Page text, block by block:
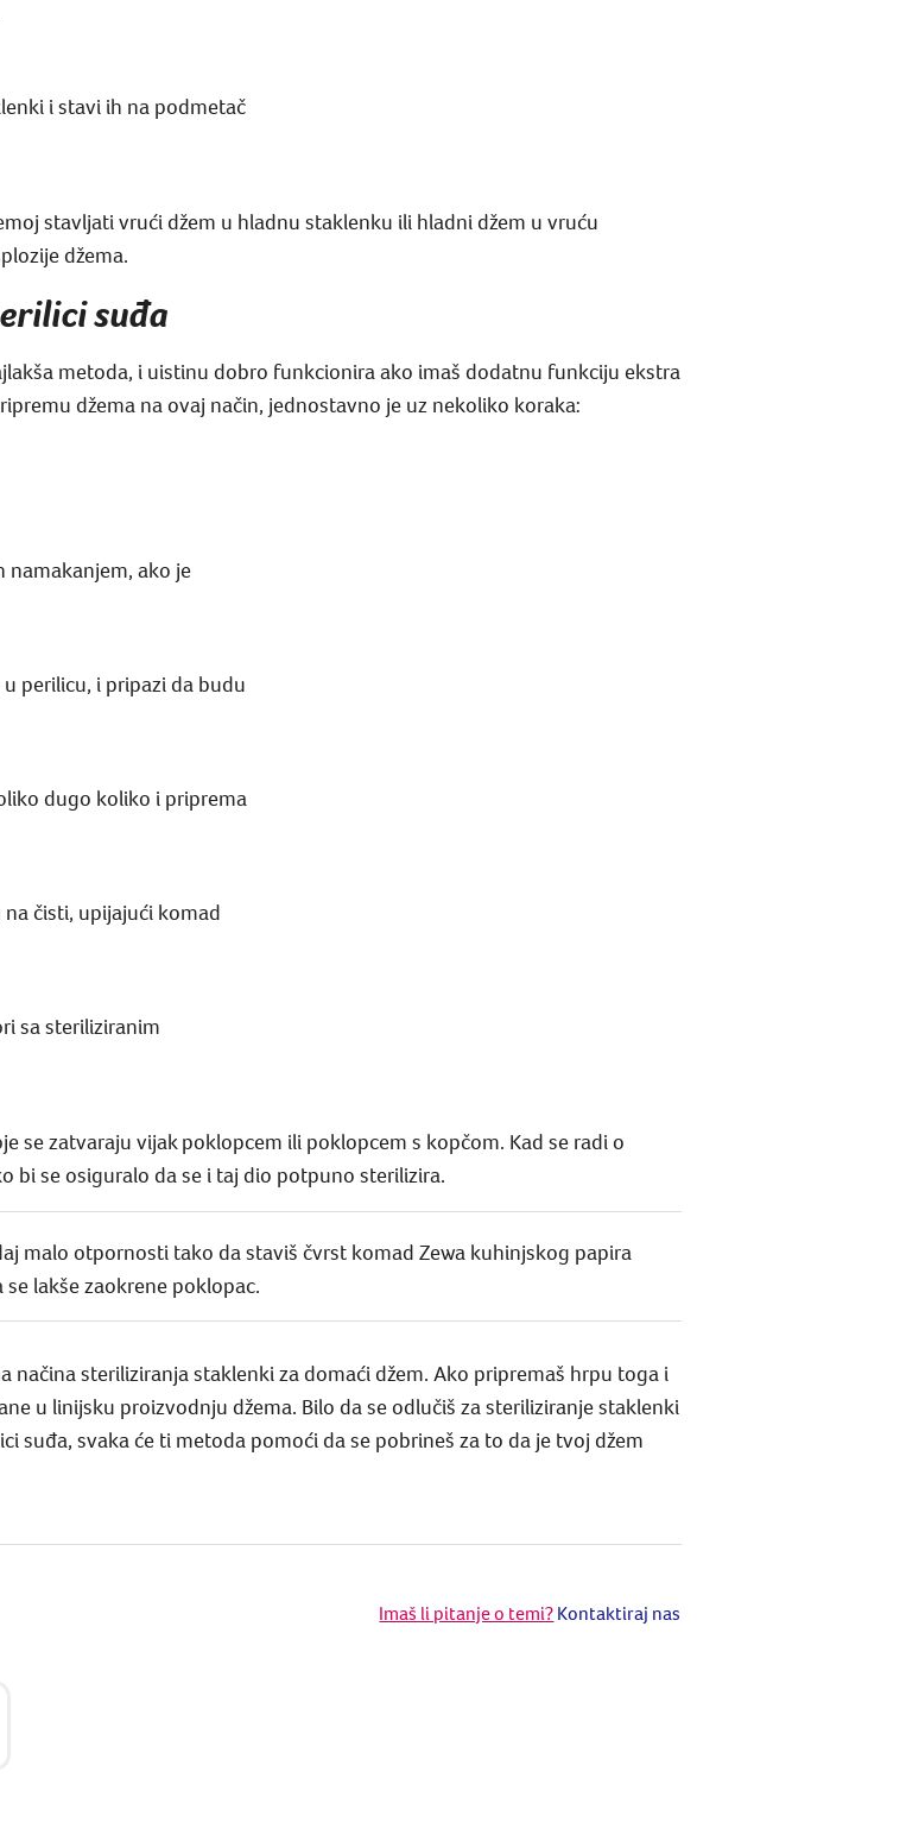
i stavi ih na podmetač
stavljati vrući džem u hladnu staklenku ili hladni džem u vruću
džema.
suđa
metoda, i uistinu dobro funkcionira ako imaš dodatnu funkciju ekstra
džema na ovaj način, jednostavno je uz nekoliko koraka:
namakanjem, ako je
perilicu, i pripazi da budu
dugo koliko i priprema
čisti, upijajući komad
sa steriliziranim
se zatvaraju vijak poklopcem ili poklopcem s kopčom. Kad se radi o
bi se osiguralo da se i taj dio potpuno sterilizira.
malo otpornosti tako da staviš čvrst komad Zewa kuhinjskog papira
lakše zaokrene poklopac.
načina steriliziranja staklenki za domaći džem. Ako pripremaš hrpu toga i
u linijsku proizvodnju džema. Bilo da se odlučiš za steriliziranje staklenki
suđa, svaka će ti metoda pomoći da se pobrineš za to da je tvoj džem
Imaš li pitanje o temi? Kontaktiraj nas